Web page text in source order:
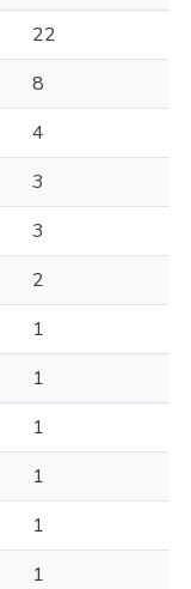
22
8
4
3
3
2
1
1
1
1
1
1